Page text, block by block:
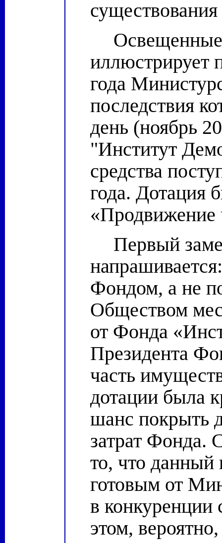
иллюстрирует
года
последствия
день (ноябрь
"Институт
средства
года. Дотация
«Продвижение
Первый
Фондом, а не
Обществом
от Фонда
Президента
часть
дотации была
шанс покрыть
затрат Фонда.
то, что
готовым от
в конкуренции
этом,